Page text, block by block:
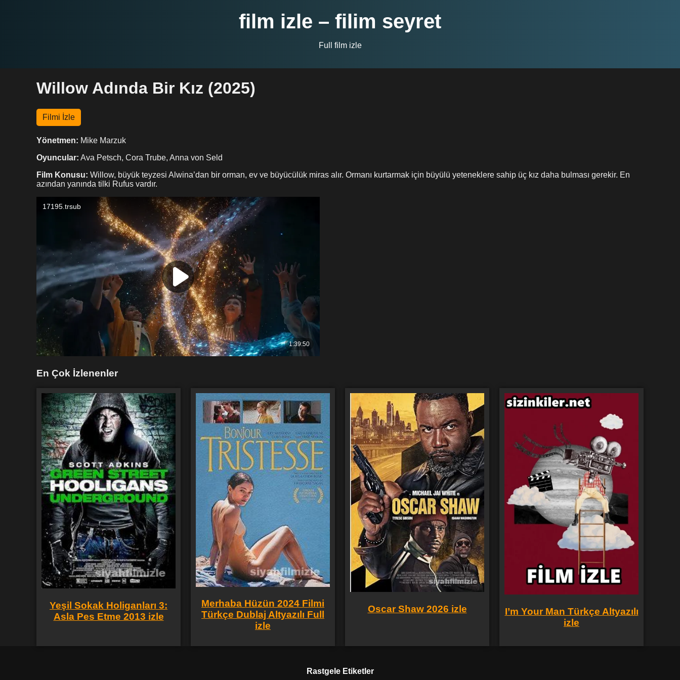
film izle – filim seyret
Full film izle
Willow Adında Bir Kız (2025)
Filmi İzle
Yönetmen: Mike Marzuk
Oyuncular: Ava Petsch, Cora Trube, Anna von Seld
Film Konusu: Willow, büyük teyzesi Alwina’dan bir orman, ev ve büyücülük miras alır. Ormanı kurtarmak için büyülü yeteneklere sahip üç kız daha bulması gerekir. En
azından yanında tilki Rufus vardır.
En Çok İzlenenler
Yeşil Sokak Holiganları 3:
Asla Pes Etme 2013 izle
Merhaba Hüzün 2024 Filmi
Türkçe Dublaj Altyazılı Full
izle
Oscar Shaw 2026 izle
I’m Your Man Türkçe Altyazılı
izle
Rastgele Etiketler